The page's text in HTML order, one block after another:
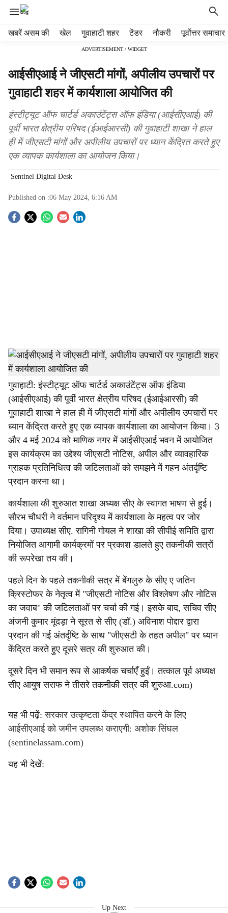
खबरें असम की खेल गुवाहाटी शहर टेंडर नौकरी पूर्वोत्तर समाचार
ADVERTISEMENT / WIDGET
आईसीएआई ने जीएसटी मांगों, अपीलीय उपचारों पर
गुवाहाटी शहर में कार्यशाला आयोजित की
इंस्टीट्यूट ऑफ चार्टर्ड अकाउंटेंट्स ऑफ इंडिया (आईसीएआई) की
पूर्वी भारत क्षेत्रीय परिषद (ईआईआरसी) की गुवाहाटी शाखा ने हाल
ही में जीएसटी मांगों और अपीलीय उपचारों पर ध्यान केंद्रित करते हुए
एक व्यापक कार्यशाला का आयोजन किया।
Sentinel Digital Desk
Published on :06 May 2024, 6:16 AM
S
h
a
r
e
स्टाफ रिपोर्टर
गुवाहाटी: इंस्टीट्यूट ऑफ चार्टर्ड अकाउंटेंट्स ऑफ इंडिया
(आईसीएआई) की पूर्वी भारत क्षेत्रीय परिषद (ईआईआरसी) की
गुवाहाटी शाखा ने हाल ही में जीएसटी मांगों और अपीलीय उपचारों पर
ध्यान केंद्रित करते हुए एक व्यापक कार्यशाला का आयोजन किया। 3
और 4 मई 2024 को माणिक नगर में आईसीएआई भवन में आयोजित
इस कार्यक्रम का उद्देश्य जीएसटी नोटिस, अपील और व्यावहारिक
ग्राहक प्रतिनिधित्व की जटिलताओं को समझने में गहन अंतर्दृष्टि
प्रदान करना था।
कार्यशाला की शुरुआत शाखा अध्यक्ष सीए के स्वागत भाषण से हुई।
सौरभ चौधरी ने वर्तमान परिदृश्य में कार्यशाला के महत्व पर जोर
दिया। उपाध्यक्ष सीए. रागिनी गोयल ने शाखा की सीपीई समिति द्वारा
नियोजित आगामी कार्यक्रमों पर प्रकाश डालते हुए तकनीकी सत्रों
की रूपरेखा तय की।
पहले दिन के पहले तकनीकी सत्र में बेंगलुरु के सीए ए जतिन
क्रिस्टोफर के नेतृत्व में "जीएसटी नोटिस और विश्लेषण और नोटिस
का जवाब" की जटिलताओं पर चर्चा की गई। इसके बाद, सचिव सीए
अंजनी कुमार मूंदड़ा ने सूरत से सीए (डॉ.) अविनाश पोद्दार द्वारा
प्रदान की गई अंतर्दृष्टि के साथ "जीएसटी के तहत अपील" पर ध्यान
केंद्रित करते हुए दूसरे सत्र की शुरुआत की।
दूसरे दिन भी समान रूप से आकर्षक चर्चाएँ हुईं। तत्काल पूर्व अध्यक्ष
सीए आयुष सराफ ने तीसरे तकनीकी सत्र की शुरुआ.com)
यह भी पढ़ें:सरकार उत्कृष्टता केंद्र स्थापित करने के लिए
आईसीएआई को जमीन उपलब्ध कराएगी: अशोक सिंघल
(sentinelassam.com)
यह भी देखें:
Up Next